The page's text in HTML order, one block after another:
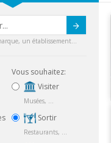
un établissement...
Vous souhaitez:
Visiter
Musées, ...
Sortir
Restaurants, ...